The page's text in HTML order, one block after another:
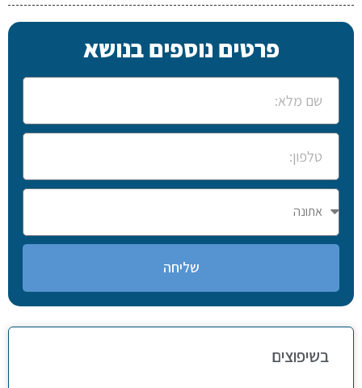
פרטים נוספים בנושא
שליחה
בשיפוצים